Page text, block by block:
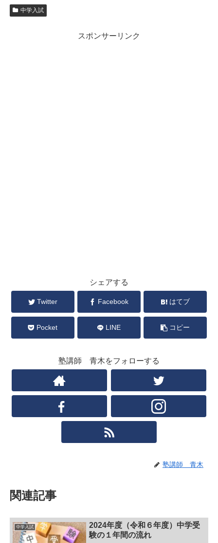
中学入試
スポンサーリンク
シェアする
Twitter Facebook はてブ
Pocket LINE コピー
塾講師 青木をフォローする
塾講師 青木
関連記事
中学入試
2024年度（令和６年度）中学受
験の１年間の流れ